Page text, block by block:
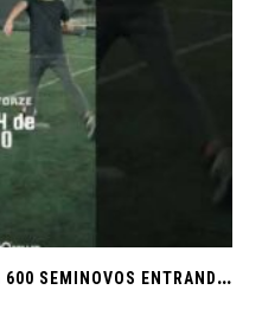
600 SEMINOVOS ENTRANDO EM CAMPO NO FEIRÃO DE VERDADE!